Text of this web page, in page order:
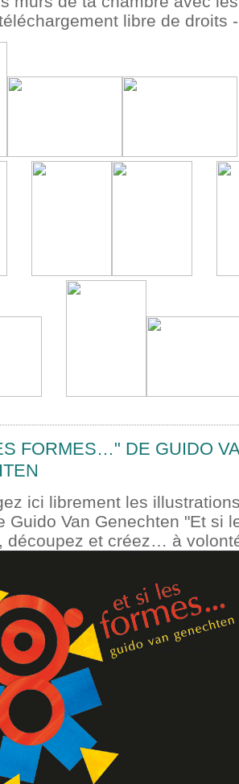
libre de droits -
FORMES…" DE GUIDO
ici librement les
Guido Van Genechten "Et si
découpez et créez… à